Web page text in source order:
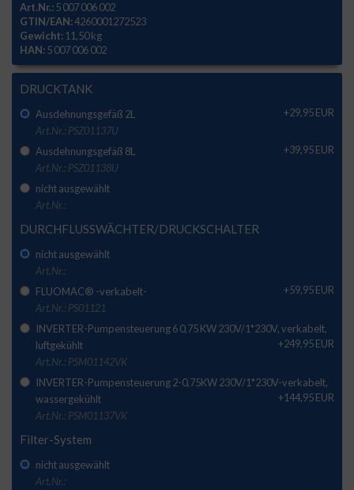
Art.Nr.:5 007 006 002
GTIN/EAN:4260001272523
Gewicht:11,50 kg
HAN:5 007 006 002
DRUCKTANK
Ausdehnungsgefäß 2L
+29,95 EUR
Art.Nr.: PSZ01137U
Ausdehnungsgefäß 8L
+39,95 EUR
Art.Nr.: PSZ01138U
nicht ausgewählt
Art.Nr.:
DURCHFLUSSWÄCHTER/DRUCKSCHALTER
nicht ausgewählt
Art.Nr.:
FLUOMAC® -verkabelt-
+59,95 EUR
Art.Nr.: PS01121
INVERTER-Pumpensteuerung 6 0,75 KW 230V/1*230V, verkabelt,
luftgekühlt
+249,95 EUR
Art.Nr.: PSM01142VK
INVERTER-Pumpensteuerung 2-0,75KW 230V/1*230V-verkabelt,
wassergekühlt
+144,95 EUR
Art.Nr.: PSM01137VK
Filter-System
nicht ausgewählt
Art.Nr.: